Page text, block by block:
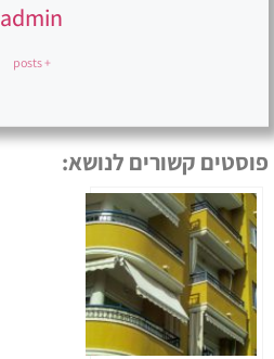
admin
+ posts
פוסטים קשורים לנושא: